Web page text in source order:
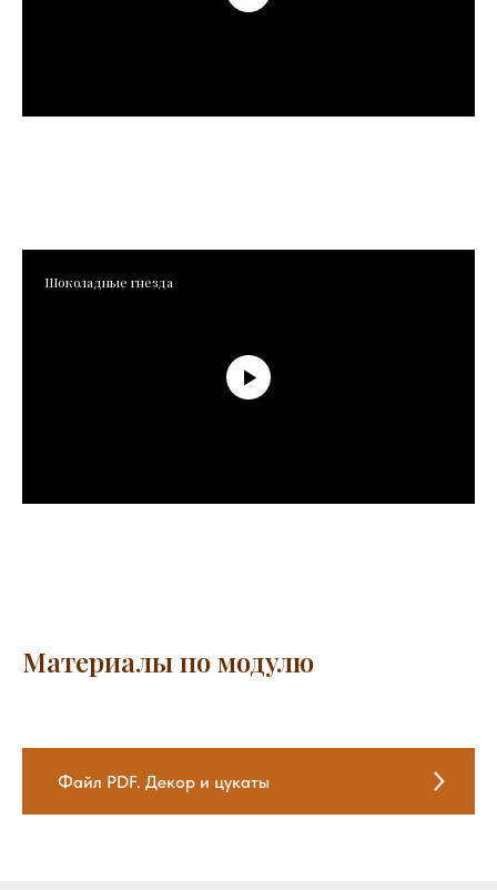
Шоколадные гнезда
Материалы по модулю
Файл PDF. Декор и цукаты